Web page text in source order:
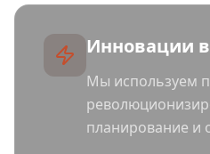
Инновации
Мы используем
планирование и